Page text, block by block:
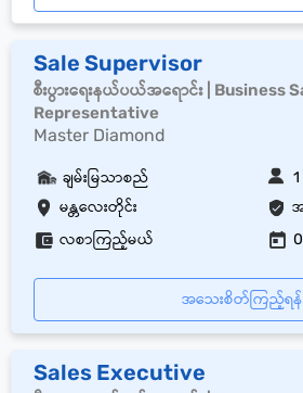
Sale Supervisor
စီးပွားရေးနယ်ပယ်အရောင်း | Business
Representative
Master Diamond
မန္တလေးတိုင်း
ချမ်းမြသာစည် 1
လစာကြည့်မယ်
အသေးစိတ်ကြည့်ရန်
Sales Executive